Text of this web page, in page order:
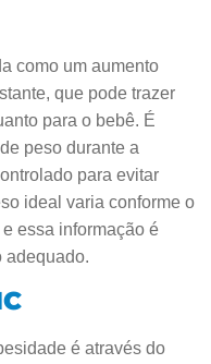
como um aumento
que pode trazer
para o bebê. É
peso durante a
para evitar
ideal varia conforme o
essa informação é
adequado.
é através do